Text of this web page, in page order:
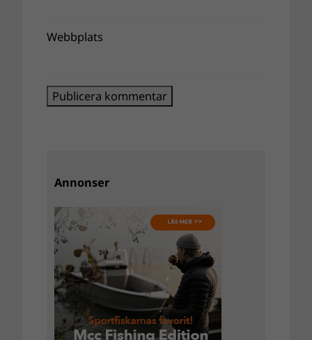
Webbplats
Annonser